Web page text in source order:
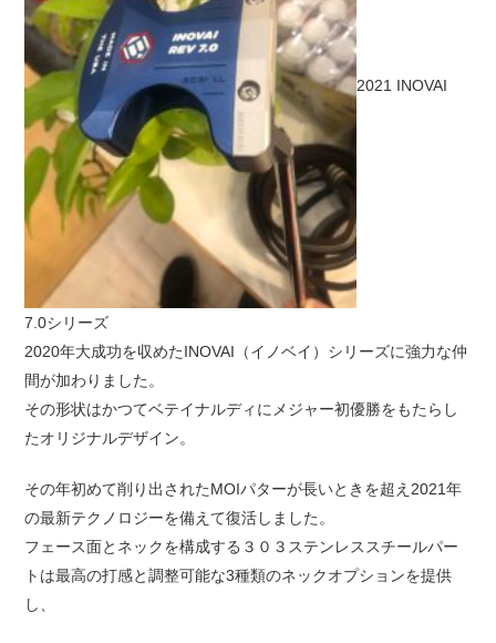
2021 INOVAI
7.0シリーズ
2020年大成功を収めたINOVAI（イノベイ）シリーズに強力な仲
間が加わりました。
その形状はかつてベテイナルディにメジャー初優勝をもたらし
たオリジナルデザイン。
その年初めて削り出されたMOIパターが長いときを超え2021年
の最新テクノロジーを備えて復活しました。
フェース面とネックを構成する３０３ステンレススチールパー
トは最高の打感と調整可能な3種類のネックオプションを提供
し、